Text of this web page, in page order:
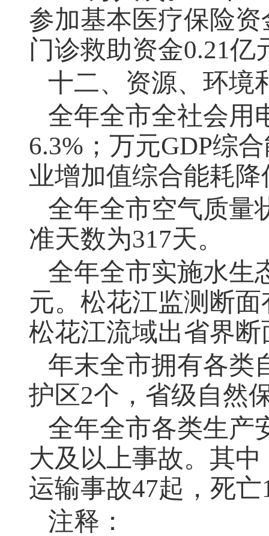
参加基本医疗保险
门诊救助资金0.21亿
十二、资源、环境
全年全市全社会用
6.3%；万元GDP综
业增加值综合能耗降
全年全市空气质量
准天数为317天。
全年全市实施水生
元。松花江监测断
松花江流域出省界
年末全市拥有各类
护区2个，省级自然
全年全市各类生产
大及以上事故。其
运输事故47起，死亡
注释：